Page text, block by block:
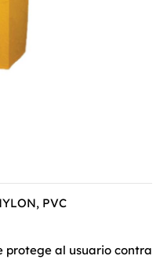
PVC
protege al usuario contra